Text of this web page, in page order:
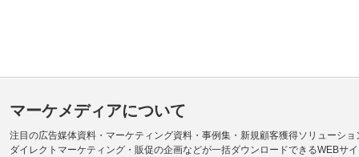
マーケメディアについて
注目の広告媒体資料・マーケティング資料・事例集・新規顧客獲得ソリューショ
ダイレクトマーケティング・販促の企画などが一括ダウンロードできるWEBサ